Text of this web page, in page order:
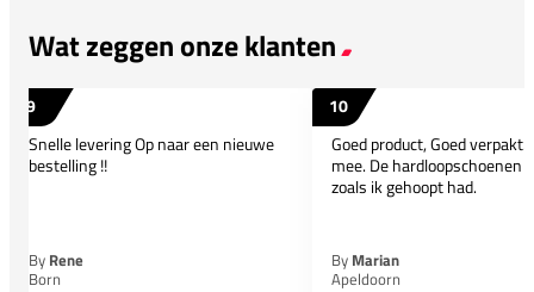
Wat zeggen onze klanten
Snelle levering Op naar een nieuwe
bestelling !!
ByRene
Born
10
Goed product, Goed
mee. De
zoals ik gehoopt had.
ByMarian
Apeldoorn